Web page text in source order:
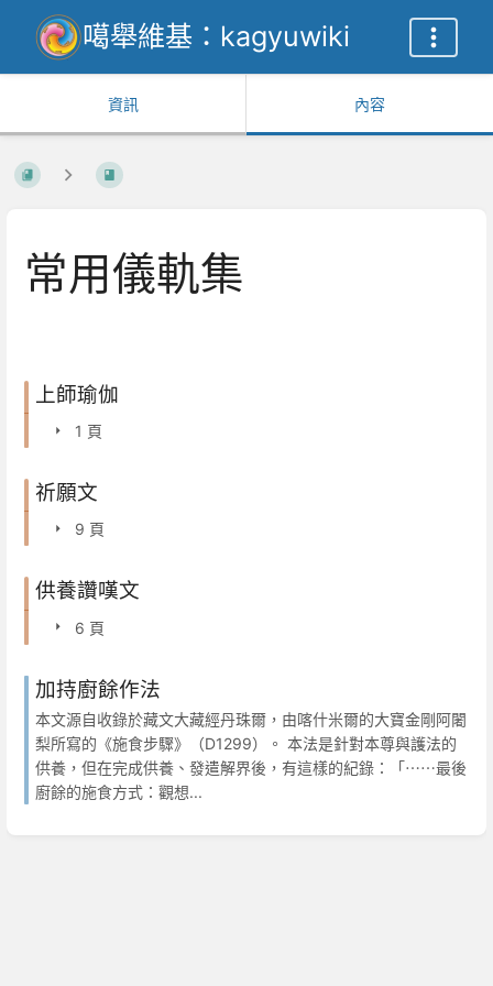
噶舉維基：kagyuwiki
資訊 內容
常用儀軌集
上師瑜伽
1 頁
祈願文
9 頁
供養讚嘆文
6 頁
加持廚餘作法
本文源自收錄於藏文大藏經丹珠爾，由喀什米爾的大寶金剛阿闍
梨所寫的《施食步驟》（D1299）。 本法是針對本尊與護法的
供養，但在完成供養、發遣解界後，有這樣的紀錄：「⋯⋯最後
廚餘的施食方式：觀想...